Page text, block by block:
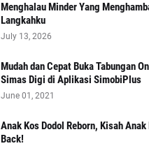
Menghalau Minder Yang
Langkahku
July 13, 2026
Mudah dan Cepat Buka Tabungan
Simas Digi di Aplikasi SimobiPlus
June 01, 2021
Anak Kos Dodol Reborn, Kisah
Back!